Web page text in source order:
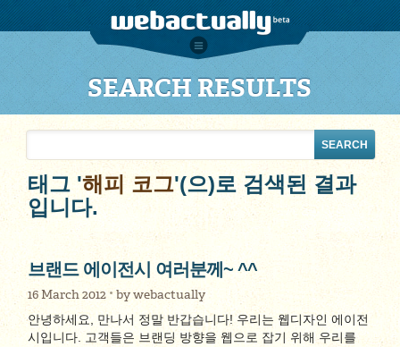
SEARCH RESULTS
태그 '해피 코그'(으)로 검색된 결과
입니다.
브랜드 에이전시 여러분께~ ^^
16 March 2012 bywebactually
안녕하세요, 만나서 정말 반갑습니다! 우리는 웹디자인 에이전
시입니다. 고객들은 브랜딩 방향을 웹으로 잡기 위해 우리를